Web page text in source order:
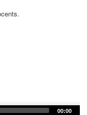
00:00